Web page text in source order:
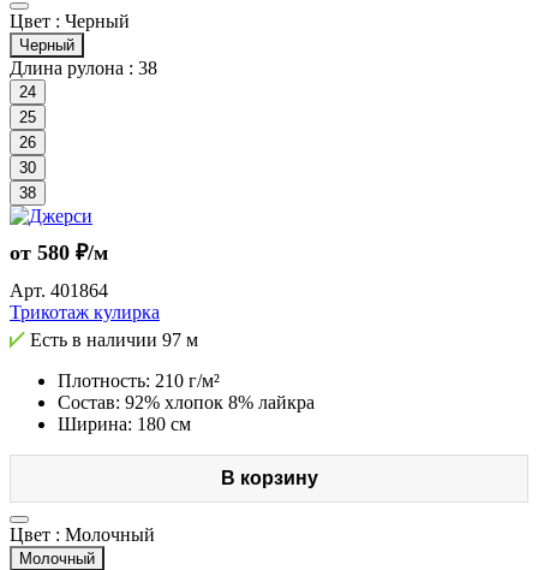
Цвет : Черный
Черный
Длина рулона : 38
24
25
26
30
38
от 580 ₽/м
Арт. 401864
Трикотаж кулирка
Есть в наличии 97 м
Плотность: 210 г/м²
Состав: 92% хлопок 8% лайкра
Ширина: 180 см
В корзину
Цвет : Молочный
Молочный